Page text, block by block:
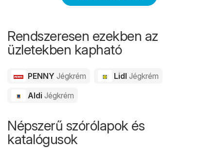
Rendszeresen ezekben az
üzletekben kapható
PENNY Jégkrém LidlJégkrém
Aldi Jégkrém
Népszerű szórólapok és
katalógusok